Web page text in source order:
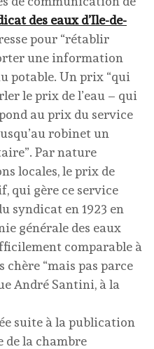
des eaux d’Ile-de-
pour “rétablir
une information
potable. Un prix “qui
le prix de l’eau – qui
au prix du service
robinet un
Par nature
locales, le prix de
qui gère ce service
syndicat en 1923 en
générale des eaux
comparable à
chère “mais pas parce
André Santini, à la
suite à la publication
de la chambre